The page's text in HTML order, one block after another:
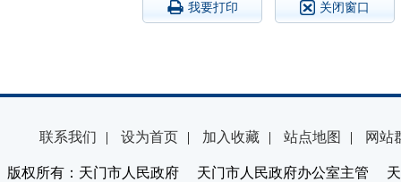
我要打印 关闭窗口
联系我们 | 设为首页 | 加入收藏 | 站点地图 | 网站
版权所有：天门市人民政府 天门市人民政府办公室主管 天